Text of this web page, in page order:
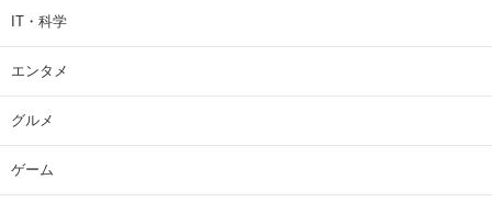
IT・科学
エンタメ
グルメ
ゲーム